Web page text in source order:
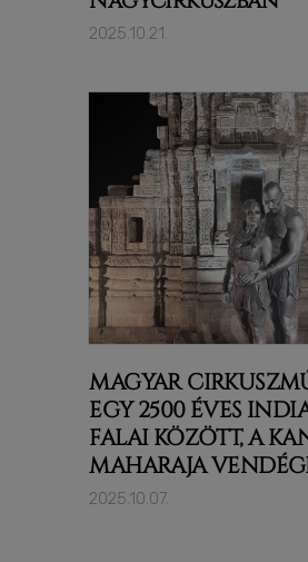
2025.10.21.
MAGYAR
EGY 2500 ÉVES
FALAI KÖZÖTT, A
MAHARAJA
2025.10.07.